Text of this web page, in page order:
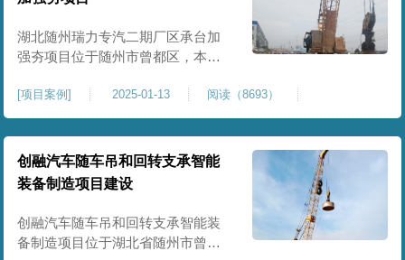
85T，直径为2m，高度为2.2m的柱
锤一个，柱锤接地面积更小，强夯
穿透
湖北随州瑞力专汽二期厂区承台加
强夯项目位于随州市曾都区，本项
要求采用强夯置换工艺进行加固处
理，要求经处理深度不小于8米，地
基承载力不小于180Kpa，该项目场
地周边已有建筑物，且本项目采用
夯击能较大，夯击次数较多，为确
保场地临近建筑物安全性，我司在
临近建筑物的场地界限开挖减震沟
[项目案例] 2025-01-13 阅读（8693）
创融汽车随车吊和回转支承智能
装备制造项目建设
创融汽车随车吊和回转支承智能装
备制造项目位于湖北省随州市曾都